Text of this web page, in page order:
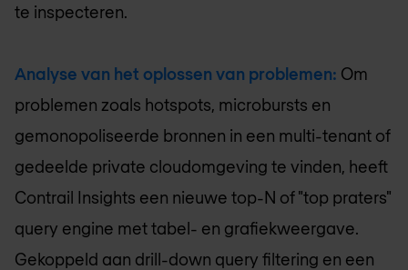
te inspecteren.
Analyse van het oplossen van problemen: Om
problemen zoals hotspots, microbursts en
gemonopoliseerde bronnen in een multi-tenant of
gedeelde private cloudomgeving te vinden, heeft
Contrail Insights een nieuwe top-N of "top praters"
query engine met tabel- en grafiekweergave.
Gekoppeld aan drill-down query filtering en een